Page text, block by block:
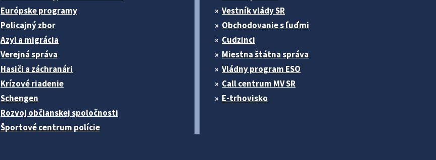
Európske programy
Policajný zbor
Azyl a migrácia
Verejná správa
Hasiči a záchranári
Krízové riadenie
Schengen
Rozvoj občianskej spoločnosti
Športové centrum polície
Vestník vlády SR
Obchodovanie s ľuďmi
Cudzinci
Miestna štátna správa
Vládny program ESO
Call centrum MV SR
E-trhovisko